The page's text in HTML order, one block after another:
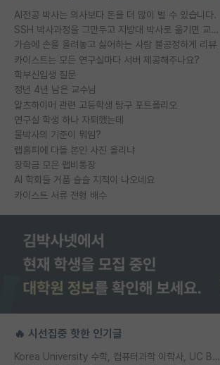
AI전공 박사는 의사보다 돈을 더 많이 벌 수 있습니다.
SSH 박사과정을 그만두고 지방대 박사로 옮기면 교수의 꿈은 끝일까요?
가슴에 손을 올려놓고 싫어하는 사람 불공정하게 리뷰
카이스트는 모든 연구실마다 서버 제공해주나요?
학부신입생 질문
정년 4년 남은 교수님
알츠하이머 관련 고등학생 탐구 포트폴리오
연구실 학생 하나 자퇴했는데
물박사의 기준이 뭐임?
랩홈피에 다들 본인 사진 올리냐
장학금 모은 랩비통장
AI 학회들 거품 슬슬 지적이 나오네요
카이스트 서류 전형 배수
🔥 시선집중 핫한 인기글
Korea University 수학, 컴퓨터과학 이학사, UC Berkeley 산업공학 대학원 공학박사가 되는 것은 쉽지 않겠죠?